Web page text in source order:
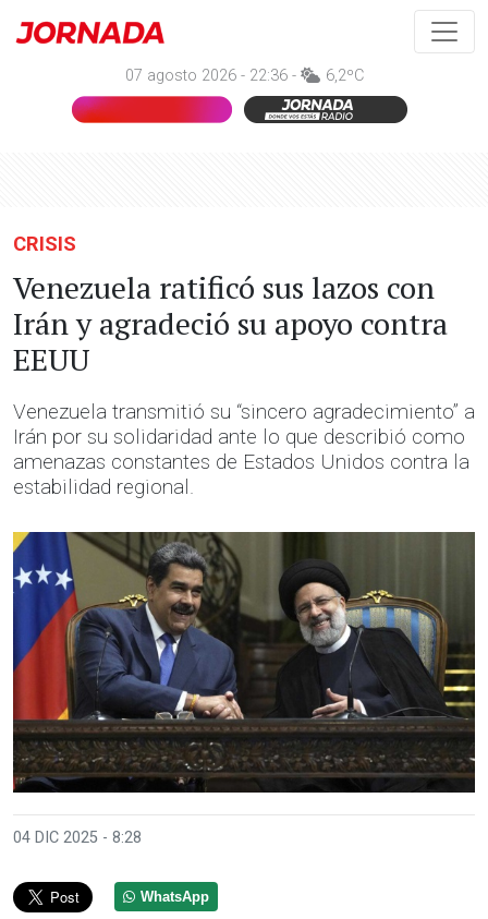
07 agosto 2026 - 22:36 - 6,2ºC
CRISIS
Venezuela ratificó sus lazos con
Irán y agradeció su apoyo contra
EEUU
Venezuela transmitió su “sincero agradecimiento” a
Irán por su solidaridad ante lo que describió como
amenazas constantes de Estados Unidos contra la
estabilidad regional.
04 DIC 2025 - 8:28
WhatsApp